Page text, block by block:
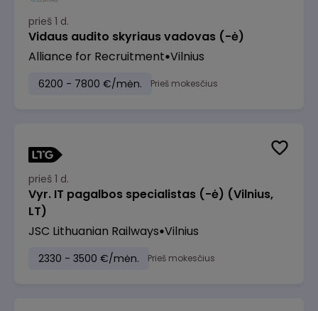
prieš 1 d.
Vidaus audito skyriaus vadovas (-ė)
Alliance for Recruitment Vilnius
6200 - 7800 €/mėn. Prieš mokesčius
prieš 1 d.
Vyr. IT pagalbos specialistas (-ė) (Vilnius,
LT)
JSC Lithuanian Railways Vilnius
2330 - 3500 €/mėn. Prieš mokesčius